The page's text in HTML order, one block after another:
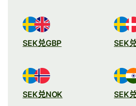
SEK兑GBP SEK
SEK兑NOK SEK